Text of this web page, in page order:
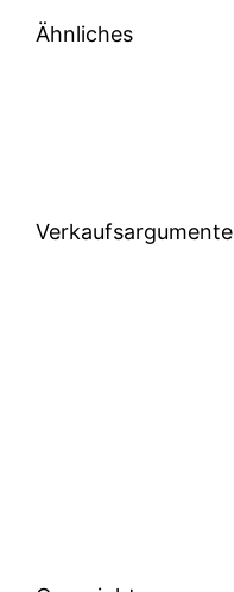
Ähnliches
Verkaufsargumente